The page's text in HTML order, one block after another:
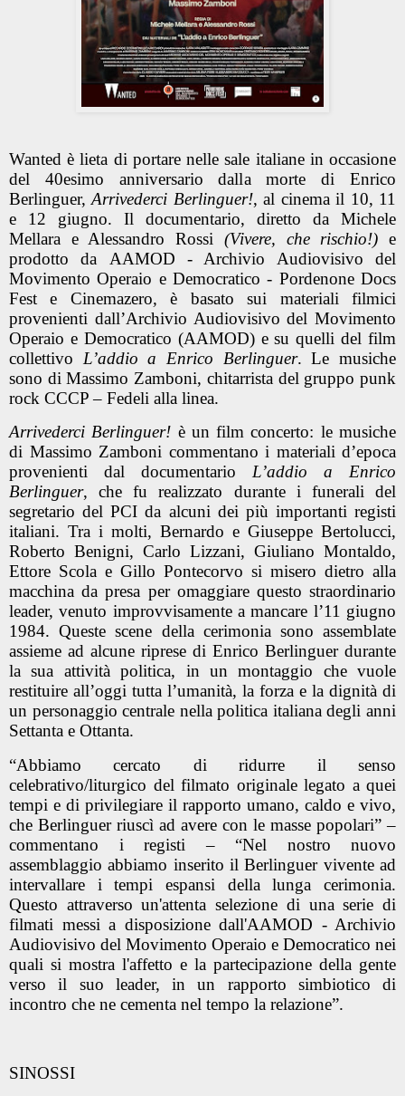
Wanted è lieta di portare nelle sale italiane in occasione
del 40esimo anniversario dalla morte di Enrico
Berlinguer,Arrivederci Berlinguer!, al cinema il 10, 11
e 12 giugno. Il documentario, diretto da Michele
Mellara e Alessandro Rossi (Vivere, che rischio!)e
prodotto da
AAMOD - Archivio Audiovisivo del
Movimento Operaio e Democratico - Pordenone Docs
Fest e Cinemazero, è basato sui materiali filmici
provenienti dall’Archivio Audiovisivo del Movimento
Operaio e Democratico (AAMOD) e su quelli del film
collettivo L’addio a Enrico Berlinguer. Le musiche
sono diMassimo Zamboni, chitarrista del gruppo punk
rock CCCP – Fedeli alla linea.
Arrivederci Berlinguer! è un film concerto: le musiche
di Massimo Zamboni commentano i materiali d’epoca
provenienti dal documentario L’addio a Enrico
Berlinguer, che fu realizzato durante i funerali del
segretario del PCI da alcuni dei più importanti registi
italiani. Tra i molti, Bernardo e Giuseppe Bertolucci,
Roberto Benigni, Carlo Lizzani, Giuliano Montaldo,
Ettore Scola e Gillo Pontecorvo si misero dietro alla
macchina da presa per omaggiare questo straordinario
leader, venuto improvvisamente a mancare l’11 giugno
1984. Queste scene della cerimonia sono assemblate
assieme ad alcune riprese di Enrico Berlinguer durante
la sua attività politica, in un montaggio che vuole
restituire all’oggi tutta l’umanità, la forza e la dignità di
un personaggio centrale nella politica italiana degli anni
Settanta e Ottanta.
“Abbiamo cercato di ridurre il senso
celebrativo/liturgico del filmato originale legato a quei
tempi e di privilegiare il rapporto umano, caldo e vivo,
che Berlinguer riuscì ad avere con le masse popolari” –
commentano i registi – “Nel nostro nuovo
assemblaggio abbiamo inserito il Berlinguer vivente ad
intervallare i tempi espansi della lunga cerimonia.
Questo attraverso un'attenta selezione di una serie di
filmati messi a disposizione dall'AAMOD - Archivio
Audiovisivo del Movimento Operaio e Democratico nei
quali si mostra l'affetto e la partecipazione della gente
verso il suo leader, in un rapporto simbiotico di
incontro che ne cementa nel tempo la relazione”.
SINOSSI